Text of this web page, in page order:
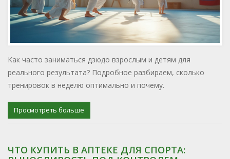
Как часто заниматься дзюдо взрослым и детям для
реального результата? Подробное разбираем, сколько
тренировок в неделю оптимально и почему.
Просмотреть больше
ЧТО КУПИТЬ В АПТЕКЕ ДЛЯ СПОРТА: